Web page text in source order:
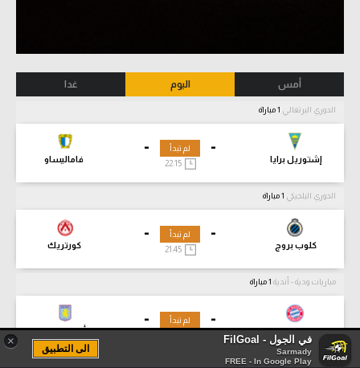
أمس اليوم غدا
الدوري البرتغالي
-
إشتوريل برايا
-
فاماليساو
لم تبدأ
22:15
الدوري البلجيكي
-
كلوب بروج
-
كورتريك
لم تبدأ
21:45
مباريات ودية - أندية
-
بايرن ميونيخ
-
أستون فيلا
لم تبدأ
× في الجول - FilGoal
Sarmady
FREE - In Google Play
الى التطبيق